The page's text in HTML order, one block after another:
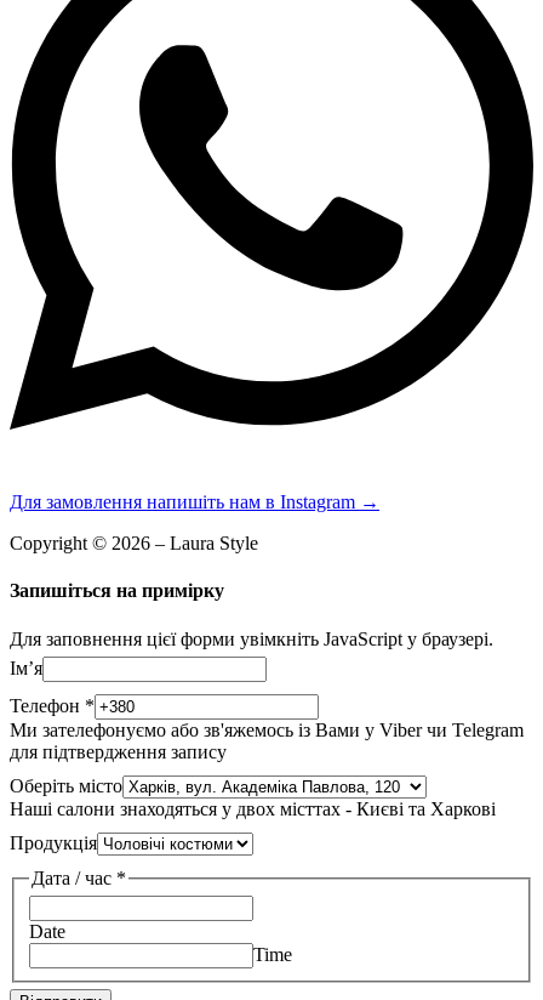
Для замовлення напишіть нам в Instagram →
Copyright © 2026 – Laura Style
Запишіться на примірку
Для заповнення цієї форми увімкніть JavaScript у браузері.
Імʼя
Телефон *
Ми зателефонуємо або зв'яжемось із Вами у Viber чи Telegram
для підтвердження запису
Оберіть місто
Наші салони знаходяться у двох місттах - Києві та Харкові
Продукція
Дата / час *
Date
Time